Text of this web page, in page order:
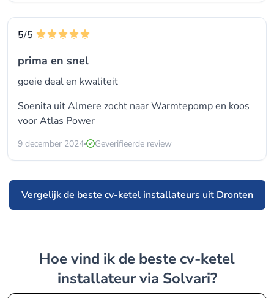
5/5
prima en snel
goeie deal en kwaliteit
Soenita uit Almere zocht naar Warmtepomp en koos
voorAtlas Power
9 december 2024 Geverifieerde review
Vergelijk de beste cv-ketel installateurs uit Dronten
Hoe vind ik de beste cv-ketel
installateur via Solvari?